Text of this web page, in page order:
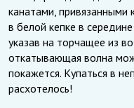
канатами, привязанными
в белой кепке в
указав на торчащее из
откатывающая волна
покажется. Купаться в
расхотелось!